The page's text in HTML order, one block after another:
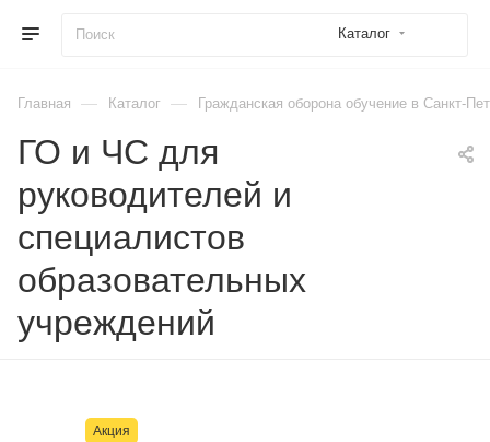
Каталог
Главная — Каталог — Гражданская оборона обучение в Санкт-
ГО и ЧС для
руководителей и
специалистов
образовательных
учреждений
Акция